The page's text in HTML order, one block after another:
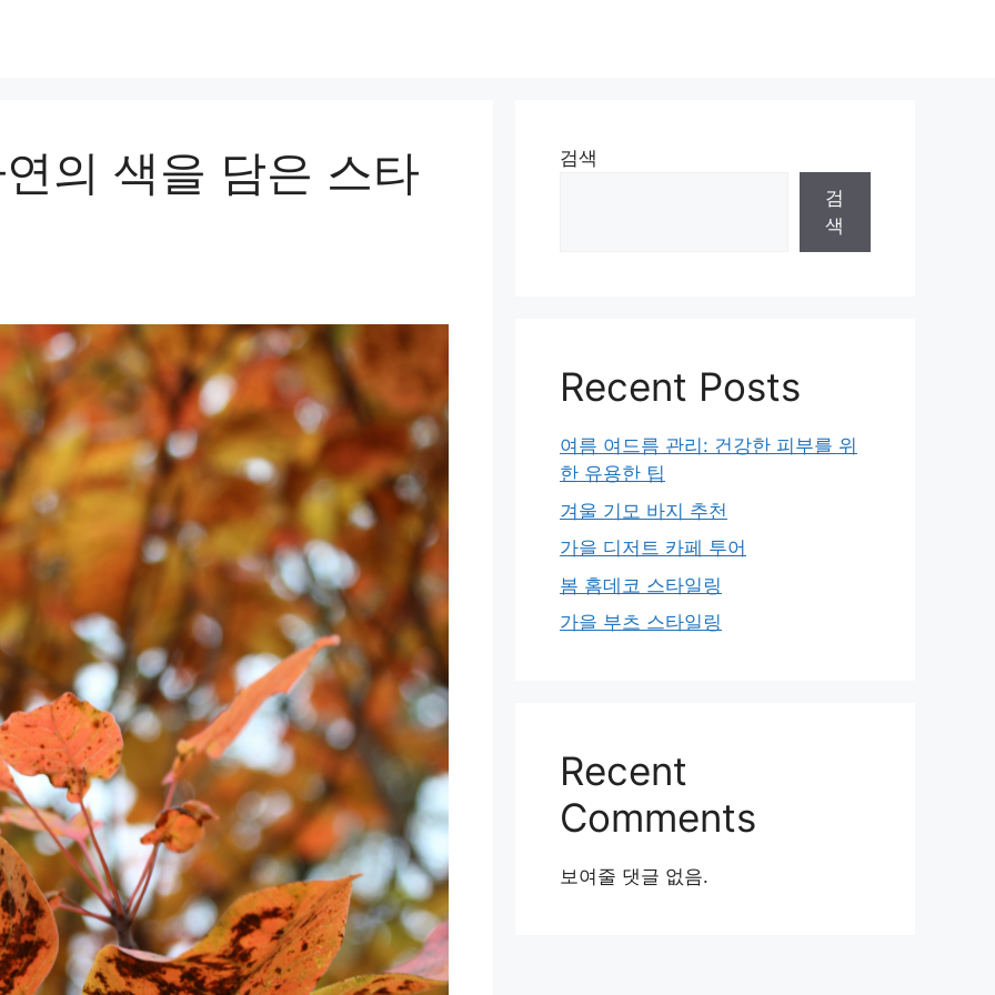
의 색을 담은 스타
검색
검
색
Recent Posts
여름 여드름 관리: 건강한 피부를 위
한 유용한 팁
겨울 기모 바지 추천
가을 디저트 카페 투어
봄 홈데코 스타일링
가을 부츠 스타일링
Recent
Comments
보여줄 댓글 없음.